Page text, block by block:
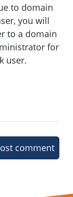
to domain
you will
to a domain
for
user.
comment